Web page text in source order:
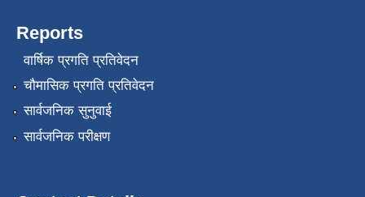
Reports
वार्षिक प्रगति प्रतिवेदन
चौमासिक प्रगति प्रतिवेदन
सार्वजनिक सुनुवाई
सार्वजनिक परीक्षण